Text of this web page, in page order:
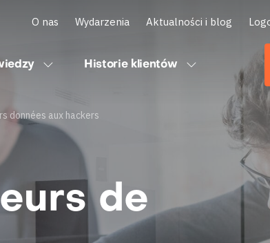
O nas Wydarzenia Aktualności i blog
Historie klientów
données aux hackers
de